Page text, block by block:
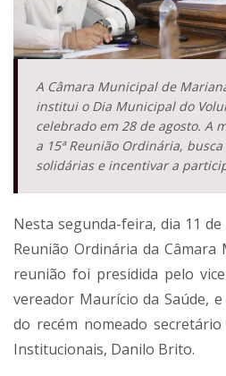
A Câmara Municipal de
institui o Dia Municipal do
celebrado em 28 de agosto. A
a 15ª Reunião Ordinária,
solidárias e incentivar a
Nesta segunda-feira, dia 11
Reunião Ordinária da Câmara
reunião foi presidida pelo
vereador Maurício da Saúde,
do recém nomeado
Institucionais, Danilo Brito.